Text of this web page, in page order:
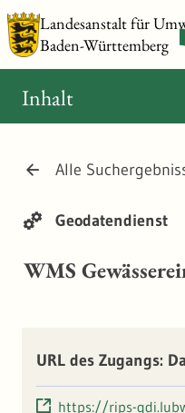
Landesanstalt für
Baden-Württemberg
Alle
Geodatendienst
WMS
Inhalt
URL des Zugangs:
https://rips-